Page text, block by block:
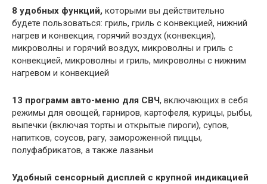
8 удобных функций, которыми вы действительно
будете пользоваться: гриль, гриль с конвекцией, нижний
нагрев и конвекция, горячий воздух (конвекция),
микроволны и горячий воздух, микроволны и гриль с
конвекцией, микроволны и гриль, микроволны с нижним
нагревом и конвекцией
13 программ авто-меню для СВЧ, включающих в себя
режимы для овощей, гарниров, картофеля, курицы, рыбы,
выпечки (включая торты и открытые пироги), супов,
напитков, соусов, рагу, замороженной пиццы,
полуфабрикатов, а также лазаньи
Удобный сенсорный дисплей с крупной индикацией